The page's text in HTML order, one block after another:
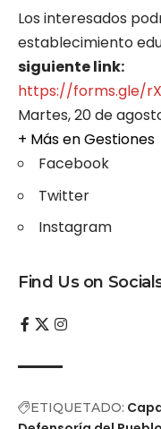
Los interesados
establecimiento
siguiente link:
https://forms.gle/
Martes, 20 de
+ Más enGestiones
Facebook
Twitter
Instagram
Find Us on
ETIQUETADO: